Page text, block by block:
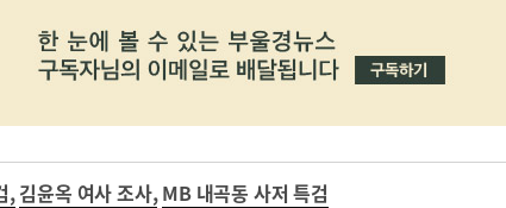
,김윤옥 여사 조사,MB 내곡동 사저 특검